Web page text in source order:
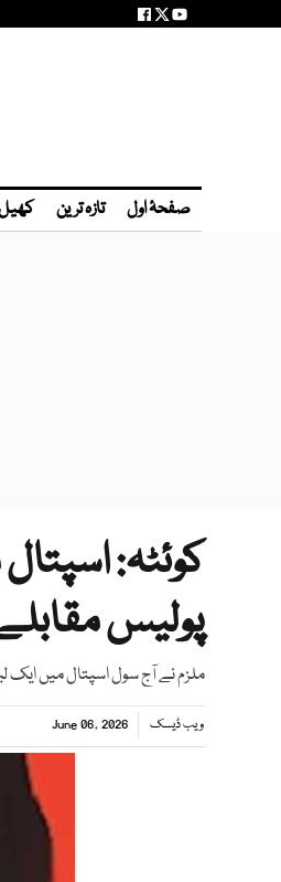
صفحۂ اول تازہ ترین
کوئٹہ:
پولیس
ملزم نے آج سول اسپتال میں ایک
ویب ڈیسک June 06, 2026